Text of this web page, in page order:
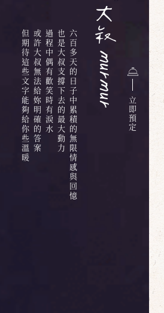
六百多天的日子中累積的無限情感與回憶
也是大叔支撐下去的最大動力
過程中偶有歡笑時有淚水
或許大叔無法給妳明確的答案
但期待這些文字能夠給你些溫暖 立
即
預
定